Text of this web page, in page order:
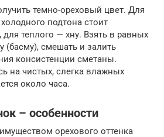
темно-ореховый цвет. Для
подтона стоит
для теплого — хну. Взять в равных
(басму), смешать и залить
консистенции сметаны.
на чистых, слегка влажных
около часа.
– особенности
орехового оттенка